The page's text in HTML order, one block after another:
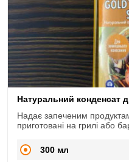
Натуральний конденсат
Надає запеченим
приготовані на грилі або
300 мл